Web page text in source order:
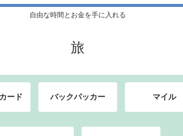
自由な時間とお金を手に入れる
旅
ード バックパッカー マイル